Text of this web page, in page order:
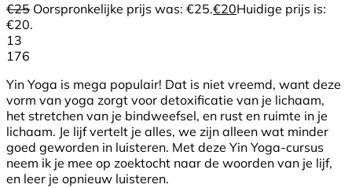
€25 Oorspronkelijke prijs was: €25.€20Huidige prijs is:
€20.
13
176
Yin Yoga is mega populair! Dat is niet vreemd, want deze
vorm van yoga zorgt voor detoxificatie van je lichaam,
het stretchen van je bindweefsel, en rust en ruimte in je
lichaam. Je lijf vertelt je alles, we zijn alleen wat minder
goed geworden in luisteren. Met deze Yin Yoga-cursus
neem ik je mee op zoektocht naar de woorden van je lijf,
en leer je opnieuw luisteren.